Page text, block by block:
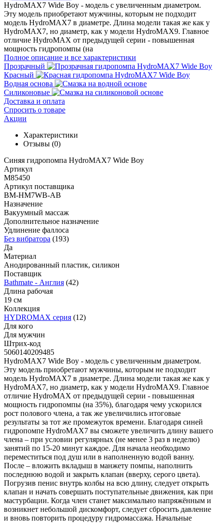
HydroMAX7 Wide Boy - модель с увеличенным диаметром.
Эту модель приобретают мужчины, которым не подходит
модель HydroMAX7 в диаметре. Длина модели такая же как у
HydroMAX7, но диаметр, как у модели HydroMAX9. Главное
отличие HydroMAX от предыдущей серии - повышенная
мощность гидропомпы (на
Полное описание и все характеристики
Прозрачный
Красный
Водная основа
Силиконовые
Доставка и оплата
Спросить о товаре
Акции
Характеристики
Отзывы (0)
Синяя гидропомпа HydroMAX7 Wide Boy
Артикул
M85450
Артикул поставщика
BM-HM7WB-AB
Назначение
Вакуумный массаж
Дополнительное назначение
Удлинение фаллоса
Без вибратора (193)
Да
Материал
Анодированный пластик, силикон
Поставщик
Bathmate - Англия (42)
Длина рабочая
19 см
Коллекция
HYDROMAX серия (12)
Для кого
Для мужчин
Штрих-код
5060140209485
HydroMAX7 Wide Boy - модель с увеличенным диаметром.
Эту модель приобретают мужчины, которым не подходит
модель HydroMAX7 в диаметре. Длина модели такая же как у
HydroMAX7, но диаметр, как у модели HydroMAX9. Главное
отличие HydroMAX от предыдущей серии - повышенная
мощность гидропомпы (на 35%), благодаря чему ускорился
рост полового члена, а так же увеличились итоговые
результаты за тот же промежуток времени. Благодаря синей
гидропомпе HydroMAX7 вы сможете увеличить длину вашего
члена – при условии регулярных (не менее 3 раз в неделю)
занятий по 15-20 минут каждое. Для начала необходимо
переместиться под душ или в наполненную водой ванну.
После – вложить вкладыш в манжету помпы, наполнить
последнюю водой и закрыть клапан (вверху, серого цвета).
Погрузив пенис внутрь колбы на всю длину, следует открыть
клапан и начать совершать поступательные движения, как при
мастурбации. Когда член станет максимально напряжённым и
возникнет небольшой дискомфорт, следует сбросить давление
и вновь повторить процедуру гидромассажа. Начальные